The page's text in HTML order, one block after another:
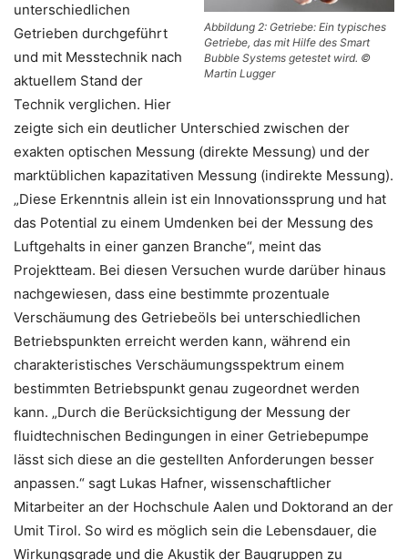
Abbildung 2: Getriebe: Ein typisches
Getriebe, das mit Hilfe des Smart
Bubble Systems getestet wird. ©
Martin Lugger
unterschiedlichen
Getrieben durchgeführt
und mit Messtechnik nach
aktuellem Stand der
Technik verglichen. Hier
zeigte sich ein deutlicher Unterschied zwischen der
exakten optischen Messung (direkte Messung) und der
marktüblichen kapazitativen Messung (indirekte Messung).
„Diese Erkenntnis allein ist ein Innovationssprung und hat
das Potential zu einem Umdenken bei der Messung des
Luftgehalts in einer ganzen Branche“, meint das
Projektteam. Bei diesen Versuchen wurde darüber hinaus
nachgewiesen, dass eine bestimmte prozentuale
Verschäumung des Getriebeöls bei unterschiedlichen
Betriebspunkten erreicht werden kann, während ein
charakteristisches Verschäumungsspektrum einem
bestimmten Betriebspunkt genau zugeordnet werden
kann. „Durch die Berücksichtigung der Messung der
fluidtechnischen Bedingungen in einer Getriebepumpe
lässt sich diese an die gestellten Anforderungen besser
anpassen.“ sagt Lukas Hafner, wissenschaftlicher
Mitarbeiter an der Hochschule Aalen und Doktorand an der
Umit Tirol. So wird es möglich sein die Lebensdauer, die
Wirkungsgrade und die Akustik der Baugruppen zu